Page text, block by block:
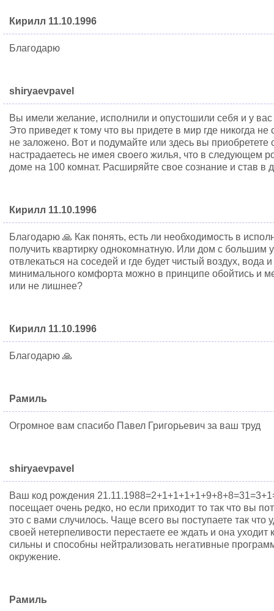
Кирилл 11.10.1996
Благодарю
shiryaevpavel
Вы имели желание, исполнили и опустошили себя и у
Это приведет к тому что вы придете в мир где никогда не
не заложено. Вот и подумайте или здесь вы
настрадаетесь не имея своего жилья, что в следующем
доме на 100 комнат. Расширяйте свое сознание и став
Кирилл 11.10.1996
Благодарю 🙏 Как понять, есть ли необходимость в
получить квартирку однокомнатную. Или дом с большим
отвлекаться на соседей и где будет чистый воздух, вода
минимального комфорта можно в принципе обойтись и
или не лишнее?
Кирилл 11.10.1996
Благодарю 🙏
Рамиль
Огромное вам спасибо Павел Григорьевич за ваш труд
shiryaevpavel
Ваш код рождения
посещает очень редко, но если приходит то так что вы
это с вами случилось. Чаще всего вы поступаете так что
своей нетерпеливости перестаете ее ждать и она уходит
сильны и способны нейтрализовать негативные
окружение.
Рамиль